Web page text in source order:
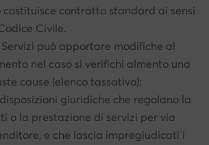
costituisce contratto standard ai sensi
Civile.
può apportare modifiche al
nel caso si verifichi almento una
cause (elenco tassativo):
giuridiche che regolano la
o la prestazione di servizi per via
e che lascia impregiudicati i